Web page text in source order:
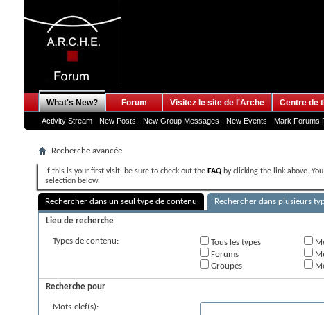
What's New?
Activity Stream New Posts New Group Messages New Events Mark Forums
Forum Visitez le site de l'Arche Centre de
Recherche avancée
If this is your first visit, be sure to check out the FAQ by clicking the link above.
selection below.
Rechercher dans un seul type de contenu Rechercher dans plusieurs
Lieu de recherche
Types de contenu: Tous les types
Forums
Groupes
Recherche pour
Mots-clef(s):